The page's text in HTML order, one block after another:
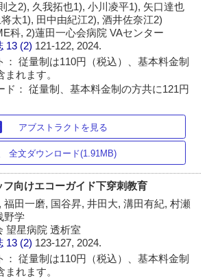
之2), 久我拓也1), 小川凌平1), 矢口達也
太1), 田中由紀江2), 酒井佐奈江2)
科, 2)蓮田一心会病院 VAセンター
13 (2) 121-122, 2024.
： 従量制は110円（税込）、基本料金制
れます。
ド： 従量制、基本料金制の方共に121円
アブストラクトを見る
全文ダウンロード(1.91MB)
向けエコーガイド下穿刺教育
福田一磨, 国谷昇, 井田大, 溝田有紀, 村瀬
野学
望星病院 透析室
13 (2) 123-127, 2024.
： 従量制は110円（税込）、基本料金制
れます。